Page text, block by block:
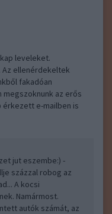
leveleket.
ellenérdekeltek
fakadóan
megszoknunk az erős
érkezett e-mailben is
jut eszembe:) -
százzal robog az
A kocsi
Namármost.
autók számát, az